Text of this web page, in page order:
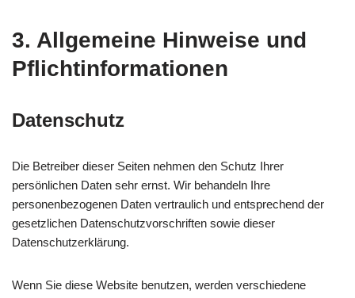
3. Allgemeine Hinweise und
Pflicht­informationen
Datenschutz
Die Betreiber dieser Seiten nehmen den Schutz Ihrer
persönlichen Daten sehr ernst. Wir behandeln Ihre
personenbezogenen Daten vertraulich und entsprechend der
gesetzlichen Datenschutzvorschriften sowie dieser
Datenschutzerklärung.
Wenn Sie diese Website benutzen, werden verschiedene